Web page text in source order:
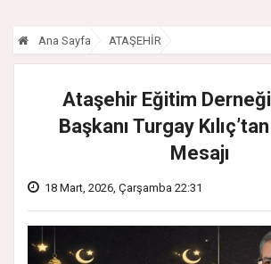
Ana Sayfa ATAŞEHİR
Ataşehir Eğitim
Başkanı Turgay
Mesajı
18 Mart, 2026, Çarşamba 22:31